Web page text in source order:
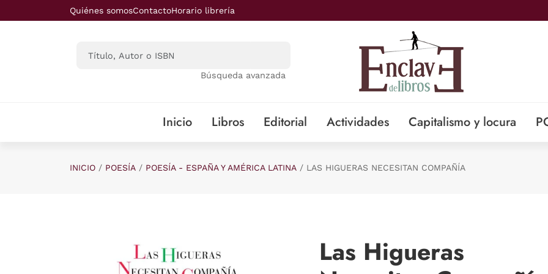
Saltar al contenido principal
Quiénes somosContactoHorario librería
Búsqueda avanzada
Inicio Libros Editorial Actividades Capitalismo y locura
INICIO POESÍA POESÍA - ESPAÑA Y AMÉRICA LATINA LAS HIGUERAS NECESITAN COMPAÑÍA
Las Higueras